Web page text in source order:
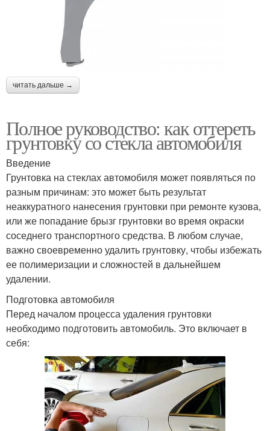
читать дальше →
Полное руководство: как оттереть
грунтовку со стекла автомобиля
Введение
Грунтовка на стеклах автомобиля может появляться по
разным причинам: это может быть результат
неаккуратного нанесения грунтовки при ремонте кузова,
или же попадание брызг грунтовки во время окраски
соседнего транспортного средства. В любом случае,
важно своевременно удалить грунтовку, чтобы избежать
ее полимеризации и сложностей в дальнейшем
удалении.
Подготовка автомобиля
Перед началом процесса удаления грунтовки
необходимо подготовить автомобиль. Это включает в
себя: